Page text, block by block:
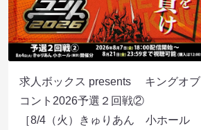
求人ボックス presents キングオブ
コント2026予選２回戦②
［8/4（火）きゅりあん 小ホール